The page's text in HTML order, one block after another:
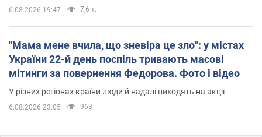
6.08.2026 19:47 7,6 т.
"Мама мене вчила, що зневіра це зло": у містах
України 22-й день поспіль тривають масові
мітинги за повернення Федорова. Фото і відео
У різних регіонах країни люди й надалі виходять на акції
6.08.2026 23:05 963